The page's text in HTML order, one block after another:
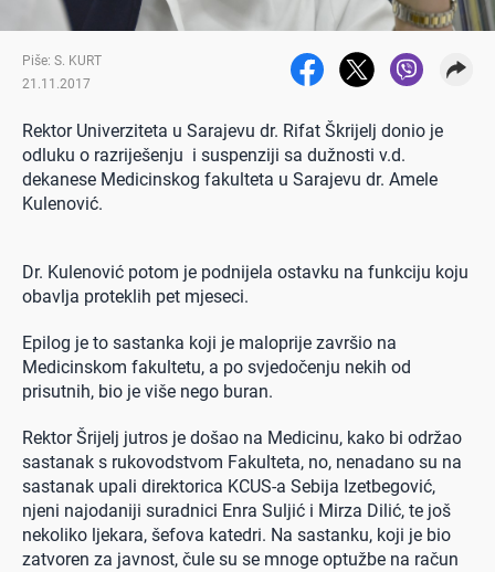
Piše: S. KURT
21.11.2017
Rektor Univerziteta u Sarajevu dr. Rifat Škrijelj donio je
odluku o razriješenju i suspenziji sa dužnosti v.d.
dekanese Medicinskog fakulteta u Sarajevu dr. Amele
Kulenović.
Dr. Kulenović potom je podnijela ostavku na funkciju koju
obavlja proteklih pet mjeseci.
Epilog je to sastanka koji je maloprije završio na
Medicinskom fakultetu, a po svjedočenju nekih od
prisutnih, bio je više nego buran.
Rektor Šrijelj jutros je došao na Medicinu, kako bi održao
sastanak s rukovodstvom Fakulteta, no, nenadano su na
sastanak upali direktorica KCUS-a Sebija Izetbegović,
njeni najodaniji suradnici Enra Suljić i Mirza Dilić, te još
nekoliko ljekara, šefova katedri. Na sastanku, koji je bio
zatvoren za javnost, čule su se mnoge optužbe na račun